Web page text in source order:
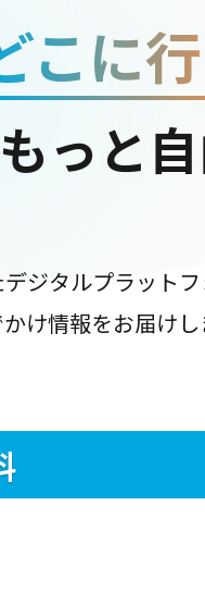
こに
っと
ジタルプラット
け情報をお届け